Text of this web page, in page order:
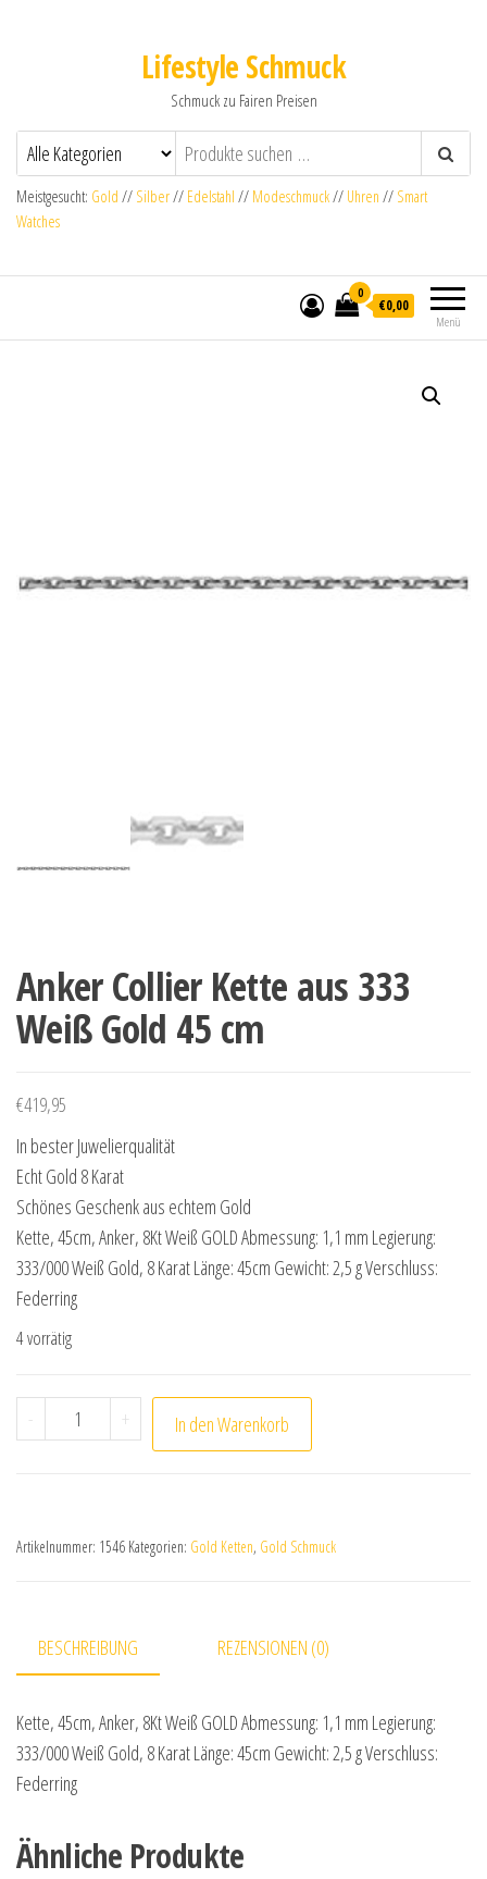
Lifestyle Schmuck
Schmuck zu Fairen Preisen
Meistgesucht: Gold // Silber// Edelstahl // Modeschmuck// Uhren // Smart
Watches
Menü
0
€0,00
Anker Collier Kette aus 333
Weiß Gold 45 cm
€419,95
In bester Juwelierqualität
Echt Gold 8 Karat
Schönes Geschenk aus echtem Gold
Kette, 45cm, Anker, 8Kt Weiß GOLD Abmessung: 1,1 mm Legierung:
333/000 Weiß Gold, 8 Karat Länge: 45cm Gewicht: 2,5 g Verschluss:
Federring
4 vorrätig
- Anker Collier Kette aus 333 Weiß Gold 45 cm Menge
+ In den Warenkorb
Artikelnummer: 1546 Kategorien: Gold Ketten, Gold Schmuck
BESCHREIBUNG REZENSIONEN (0)
Kette, 45cm, Anker, 8Kt Weiß GOLD Abmessung: 1,1 mm Legierung:
333/000 Weiß Gold, 8 Karat Länge: 45cm Gewicht: 2,5 g Verschluss:
Federring
Ähnliche Produkte